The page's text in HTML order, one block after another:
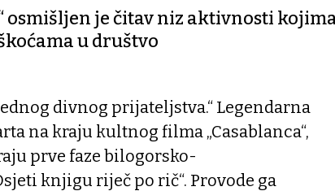
je čitav niz aktivnosti
u društvo
divnog prijateljstva.“ Legendarna
na kraju kultnog filma „Casablanca“,
prve faze bilogorsko-
knjigu riječ po rič“. Provode ga